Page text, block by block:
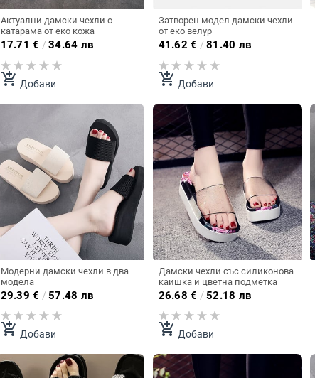
Актуални дамски чехли с
катарама от еко кожа
17.71 € /34.64 лв
add_shopping_cart Добави
Затворен модел дамски чехли
от еко велур
41.62 € /81.40 лв
add_shopping_cart Добави
Модерни дамски чехли в два
модела
29.39 € /57.48 лв
add_shopping_cart Добави
Дамски чехли със силиконова
каишка и цветна подметка
26.68 € /52.18 лв
add_shopping_cart Добави